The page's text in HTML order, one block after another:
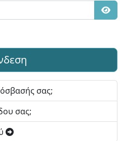
σας;
σας;